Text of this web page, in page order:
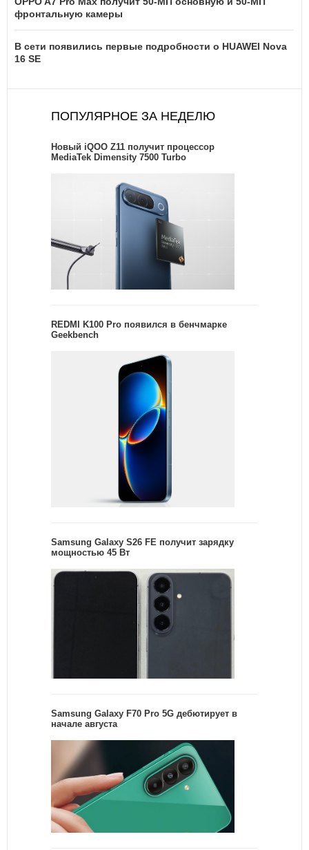
фронтальную камеры
В сети появились первые подробности о HUAWEI Nova
16 SE
ПОПУЛЯРНОЕ ЗА НЕДЕЛЮ
Новый iQOO Z11 получит процессор
MediaTek Dimensity 7500 Turbo
REDMI K100 Pro появился в бенчмарке
Geekbench
Samsung Galaxy S26 FE получит зарядку
мощностью 45 Вт
Samsung Galaxy F70 Pro 5G дебютирует в
начале августа